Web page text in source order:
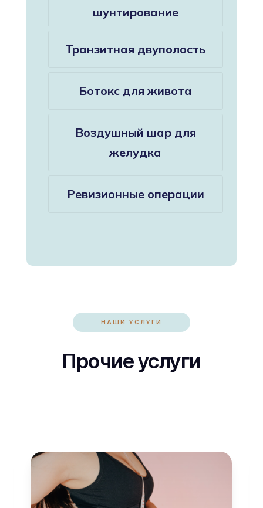
шунтирование
Транзитная двуполость
Ботокс для живота
Воздушный шар для
желудка
Ревизионные операции
НАШИ УСЛУГИ
Прочие услуги